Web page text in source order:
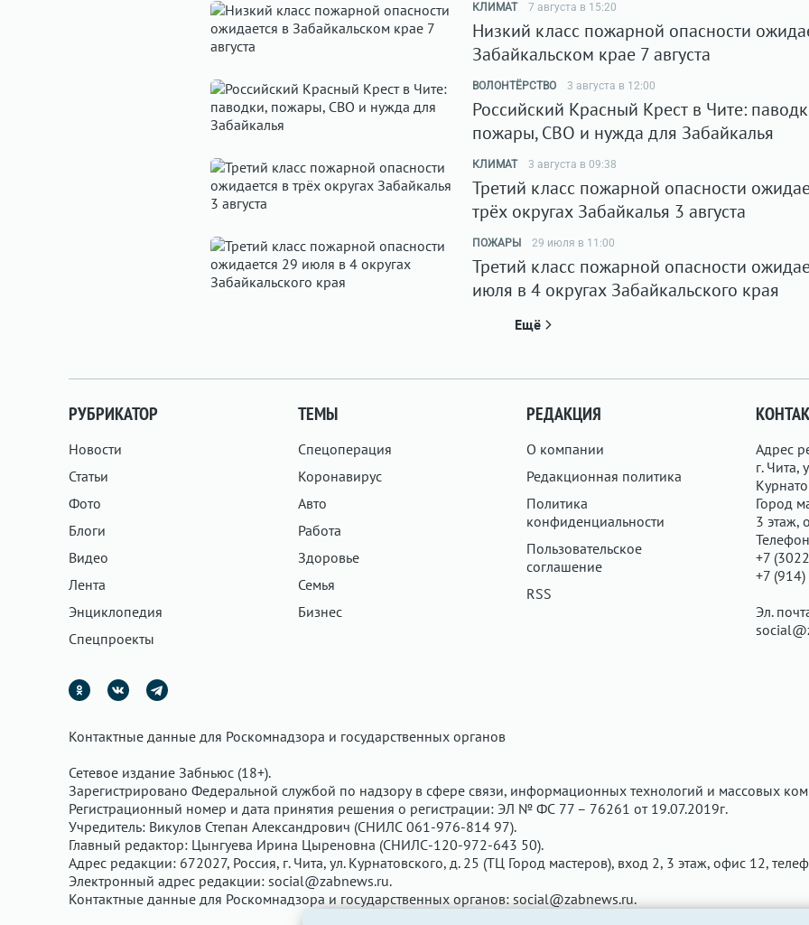
КЛИМАТ 7 августа в 15:20
Низкий класс пожарной опасности
Забайкальском крае 7 августа
ВОЛОНТЁРСТВО 3 августа в 12:00
Российский Красный Крест в Чите:
пожары, СВО и нужда для Забайкалья
КЛИМАТ 3 августа в 09:38
Третий класс пожарной опасности
трёх округах Забайкалья 3 августа
ПОЖАРЫ 29 июля в 11:00
Третий класс пожарной опасности
июля в 4 округах Забайкальского края
Ещё
РУБРИКАТОР
Новости
Статьи
Фото
Блоги
Видео
Лента
Энциклопедия
Спецпроекты
ТЕМЫ
Спецоперация
Коронавирус
Авто
Работа
Здоровье
Семья
Бизнес
РЕДАКЦИЯ
О компании
Редакционная политика
Политика
конфиденциальности
Пользовательское
соглашение
RSS
Адрес
г. Чита,
Город
3 этаж,
+7
+7
Эл.
Контактные данные для Роскомнадзора и государственных органов
Сетевое издание Забньюс (18+).
Зарегистрировано Федеральной службой по надзору в сфере связи, информационных технологий и массовых
Регистрационный номер и дата принятия решения о регистрации: ЭЛ № ФС 77 – 76261 от 19.07.2019г.
Учредитель: Викулов Степан Александрович (СНИЛС 061-976-814 97).
Главный редактор: Цынгуева Ирина Цыреновна (СНИЛС-120-972-643 50).
Адрес редакции: 672027, Россия, г. Чита, ул. Курнатовского, д. 25 (ТЦ Город мастеров), вход 2, 3 этаж, офис 12,
Электронный адрес редакции: social@zabnews.ru.
Контактные данные для Роскомнадзора и государственных органов: social@zabnews.ru.